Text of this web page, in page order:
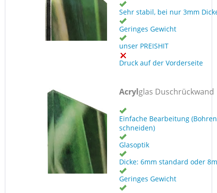
Sehr stabil, bei nur 3mm
Geringes Gewicht
unser PREISHIT
Druck auf der Vorderseite
Acrylglas Duschrückwand
Einfache Bearbeitung
schneiden)
Glasoptik
Dicke: 6mm standard oder
Geringes Gewicht